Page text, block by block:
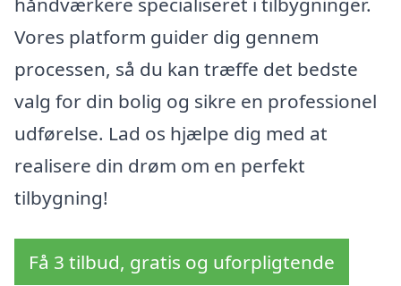
Vores platform guider dig gennem
processen, så du kan træffe det bedste
valg for din bolig og sikre en professionel
udførelse. Lad os hjælpe dig med at
realisere din drøm om en perfekt
tilbygning!
Få 3 tilbud, gratis og uforpligtende